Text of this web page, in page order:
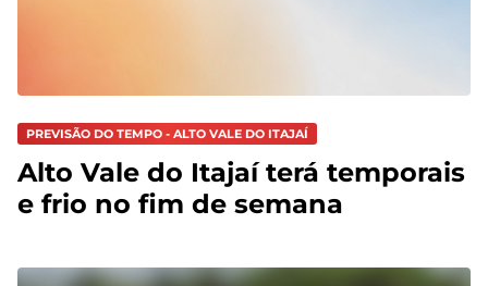
PREVISÃO DO TEMPO - ALTO VALE DO ITAJAÍ
Alto Vale do Itajaí terá temporais
e frio no fim de semana